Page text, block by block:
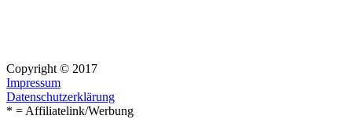
Copyright © 2017
Impressum
Datenschutzerklärung
* = Affiliatelink/Werbung